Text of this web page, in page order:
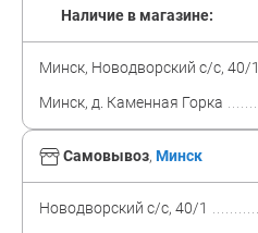
Самовывоз, Минск
Новодворский с/с, 40/1
Наличие в магазине:
Минск, Новодворский с/с, 40/1
Минск, д. Каменная Горка